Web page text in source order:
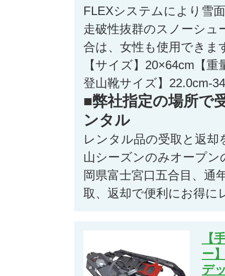
FLEXシステムにより雪
走破性抜群のスノーシュ
合は、女性も使用できま
【サイズ】20×64cm【
登山靴サイズ】22.0cm-
■弊社指定の場所で
ンタル
レンタル品の受取と返却
山シーズンのみオープン
岡県富士宮口五合目、通
取、返却で便利にお得に
【
ー
デ